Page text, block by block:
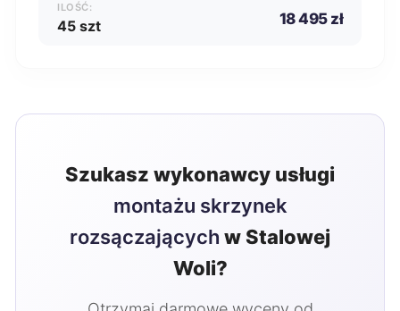
ILOŚĆ:
45 szt 18 495 zł
Szukasz wykonawcy usługi
montażu skrzynek
rozsączających w Stalowej
Woli?